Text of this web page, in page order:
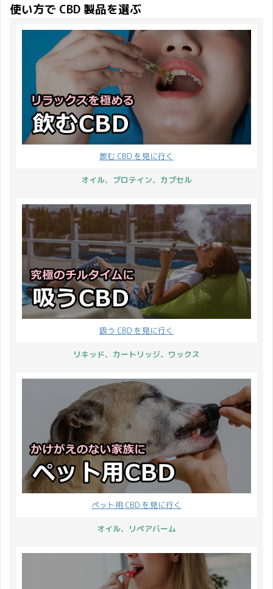
期間内でのご注文が対象
となります。 続いてポイ
ントについて。 ポイント
14倍 小計に対して 14%
分のポイントが付与され
ま ...
ていることも少なくあり
ません。 そういったとき
に活躍するのが CBD リ
ップクリームや CBD バ
ームです！ CBD リップ
クリ ...
お電話・メールでのお問
い合わせについてです。
連休明けは混みあい、配
送が遅れる可能性が大い
に考えられますのでご注
意ください。 お買い物が
お決まりでしたら早目の
ご注文をお勧めいたしま
す。 配送について 2023
年4月29日から2023年4
月30日 2023年5月3日か
ら2023年5月7日 上記の
ク 休業日とさせていただ
きます。 4月29日(土)：
休業 4 ...
クフライデーとは アメリ
カの祝日である感謝祭
（11月の第4木曜日）の
翌日金曜日のこと。アメ
リカの小売業界で最大規
模のセールとなり、年末
商戦の幕開けを告げるイ
ベント。多くの企業や商
店が大型商戦をしかけ、
黒字になるという解釈か
らブラックフライデー
れています。 11月24日
から26日まで 20% オフ
ブラックフライデーセー
ルのオー ...
使い方で CBD 製品を選ぶ
飲む CBD を見に行く
オイル、プロテイン、カプセル
吸う CBD を見に行く
リキッド、カートリッジ、ワックス
ペット用 CBD を見に行く
オイル、リペアバーム